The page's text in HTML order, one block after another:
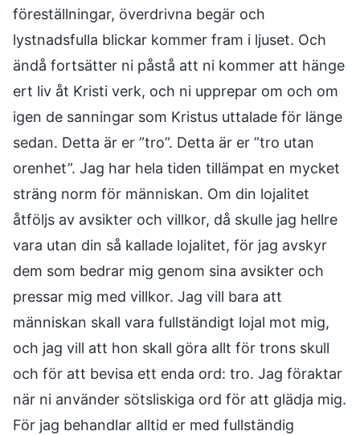
föreställningar, överdrivna begär och
lystnadsfulla blickar kommer fram i ljuset. Och
ändå fortsätter ni påstå att ni kommer att hänge
ert liv åt Kristi verk, och ni upprepar om och om
igen de sanningar som Kristus uttalade för länge
sedan. Detta är er ”tro”. Detta är er ”tro utan
orenhet”. Jag har hela tiden tillämpat en mycket
sträng norm för människan. Om din lojalitet
åtföljs av avsikter och villkor, då skulle jag hellre
vara utan din så kallade lojalitet, för jag avskyr
dem som bedrar mig genom sina avsikter och
pressar mig med villkor. Jag vill bara att
människan skall vara fullständigt lojal mot mig,
och jag vill att hon skall göra allt för trons skull
och för att bevisa ett enda ord: tro. Jag föraktar
när ni använder sötsliskiga ord för att glädja mig.
För jag behandlar alltid er med fullständig